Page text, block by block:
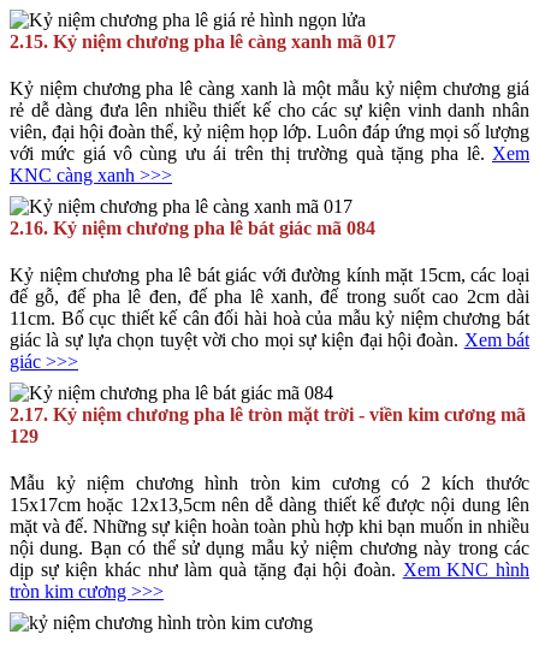
2.15. Kỷ niệm chương pha lê càng xanh mã 017
Kỷ niệm chương pha lê càng xanh là một mẫu kỷ niệm chương giá
rẻ dễ dàng đưa lên nhiều thiết kế cho các sự kiện vinh danh nhân
viên, đại hội đoàn thể, kỷ niệm họp lớp. Luôn đáp ứng mọi số lượng
với mức giá vô cùng ưu ái trên thị trường quà tặng pha lê. Xem
KNC càng xanh >>>
2.16. Kỷ niệm chương pha lê bát giác mã 084
Kỷ niệm chương pha lê bát giác với đường kính mặt 15cm, các loại
đế gỗ, đế pha lê đen, đế pha lê xanh, đế trong suốt cao 2cm dài
11cm. Bố cục thiết kế cân đối hài hoà của mẫu kỷ niệm chương bát
giác là sự lựa chọn tuyệt vời cho mọi sự kiện đại hội đoàn. Xem bát
giác >>>
2.17. Kỷ niệm chương pha lê tròn mặt trời - viền kim cương mã
129
Mẫu kỷ niệm chương hình tròn kim cương có 2 kích thước
15x17cm hoặc 12x13,5cm nên dễ dàng thiết kế được nội dung lên
mặt và đế. Những sự kiện hoàn toàn phù hợp khi bạn muốn in nhiều
nội dung. Bạn có thể sử dụng mẫu kỷ niệm chương này trong các
dịp sự kiện khác như làm quà tặng đại hội đoàn. Xem KNC hình
tròn kim cương >>>